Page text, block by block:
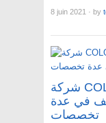
8 juin 2021 · by
شركة COLORADO & CASATRAM
في عدة
تخصصات